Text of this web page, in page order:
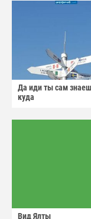
Да иди ты сам
куда
Вид Ялты